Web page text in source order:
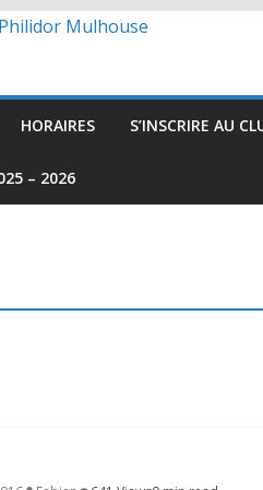
HORAIRES S’INSCRIRE AU
– 2026